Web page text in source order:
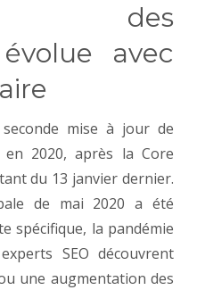
des
avec
mise à jour de
en 2020, après la Core
du 13 janvier dernier.
de mai 2020 a été
spécifique, la pandémie
SEO découvrent
une augmentation des